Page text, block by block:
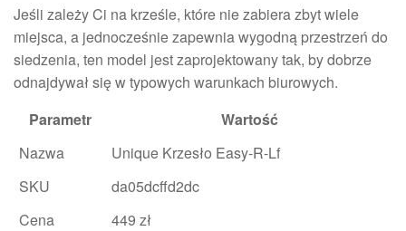
Jeśli zależy Ci na krześle, które nie zabiera zbyt wiele
miejsca, a jednocześnie zapewnia wygodną przestrzeń do
siedzenia, ten model jest zaprojektowany tak, by dobrze
odnajdywał się w typowych warunkach biurowych.
Parametr
Wartość
Nazwa
Unique Krzesło Easy-R-Lf
SKU
da05dcffd2dc
Cena
449 zł